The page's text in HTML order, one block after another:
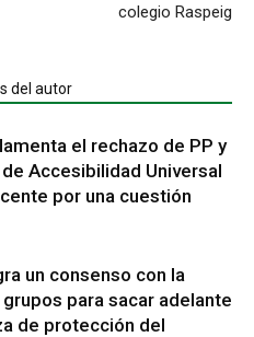
colegio Raspeig
del autor
el rechazo de PP y
Accesibilidad Universal
por una cuestión
un consenso con la
para sacar adelante
de protección del